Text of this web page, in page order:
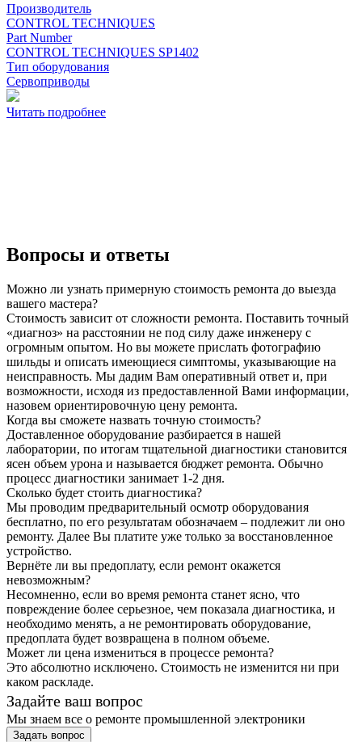
Производитель
CONTROL TECHNIQUES
Part Number
CONTROL TECHNIQUES SP1402
Тип оборудования
Сервоприводы
Читать подробнее
Вопросы и ответы
Можно ли узнать примерную стоимость ремонта до выезда
вашего мастера?
Стоимость зависит от сложности ремонта. Поставить точный
«диагноз» на расстоянии не под силу даже инженеру с
огромным опытом. Но вы можете прислать фотографию
шильды и описать имеющиеся симптомы, указывающие на
неисправность. Мы дадим Вам оперативный ответ и, при
возможности, исходя из предоставленной Вами информации,
назовем ориентировочную цену ремонта.
Когда вы сможете назвать точную стоимость?
Доставленное оборудование разбирается в нашей
лаборатории, по итогам тщательной диагностики становится
ясен объем урона и называется бюджет ремонта. Обычно
процесс диагностики занимает 1-2 дня.
Сколько будет стоить диагностика?
Мы проводим предварительный осмотр оборудования
бесплатно, по его результатам обозначаем – подлежит ли оно
ремонту. Далее Вы платите уже только за восстановленное
устройство.
Вернёте ли вы предоплату, если ремонт окажется
невозможным?
Несомненно, если во время ремонта станет ясно, что
повреждение более серьезное, чем показала диагностика, и
необходимо менять, а не ремонтировать оборудование,
предоплата будет возвращена в полном объеме.
Может ли цена измениться в процессе ремонта?
Это абсолютно исключено. Стоимость не изменится ни при
каком раскладе.
Задайте ваш вопрос
Мы знаем все о ремонте промышленной электроники
Задать вопрос